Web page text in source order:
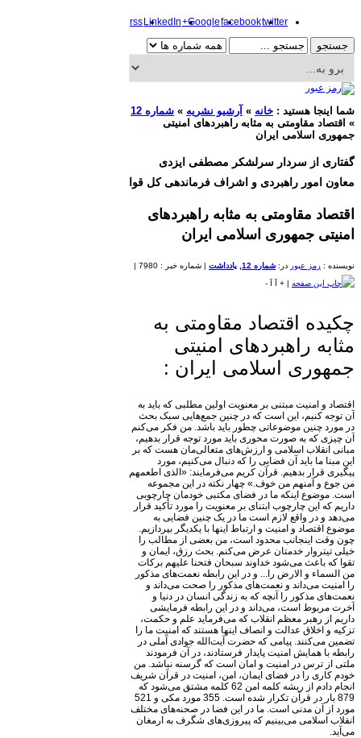
twitter
facebook
Google+
LinkedIn
rss
شما اینجا هستید : خانه » آرشیو نشریه » شماره 12
» اقتصاد مقاومتی به مثابه راهبردهای امنیتی
جمهوری اسلامی ایران
گفتاری از سردار سرلشکر مصطفی ایزدی
معاون امور راهبردی و اشراف فرماندهی کل قوا
اقتصاد مقاومتی به مثابه راهبردهای
امنیتی جمهوری اسلامی ایران
نویسنده : رمز عبور در: شماره 12 یادداشت | شماره خبر : 7980
|
|
+ آ آ -
چکیده اقتصاد مقاومتی به
مثابه راهبردهای امنیتی
جمهوری اسلامی ایران :
اقتصاد و امنیت مبتنی بر معنویت اولین مطلبی که باید به
آن توجه کنیم، این است که در چنین جمع‌هایی سبک بحث
در مورد چنین موضوعاتی چطور باید باشد. من فکر می‌کنم
آن چیزی که به صورت محوری باید مورد توجه قرار بدهیم،
مبانی انقلاب اسلامی و ارزش‌های متعالی‌مان هست که بر
این مبنا ما باید آن فضایی را که دنبال می‌کنیم، مورد
پیگیری قرار بدهیم. قرآن کریم می‌فرمایند: «الذی اطعمهم
من جوع و آمنهم من خوف.» چهار نکته در این مجموعه
است. موضوع اینکه ما در فضای مکتبی خودمان چارچوبی
داریم که این چارچوب ابتنای بر معنویت را مورد تأکید قرار
می‌دهد و در واقع لازم است ما در یک چنین فضایی به
موضوع اقتصاد و امنیت و ارتباط اینها با یکدیگر بپردازیم.
چون وقت اینجانب محدود است، من بعضی از مطالب را
خیلی تیتر‌وار خدمتان عرض می‌کنم. بحث رزق، ایمان و
تقوا که باعث می‌شود خداوند سبحان فتحنا علیهم برکات
من‌ السماء و الارض را... و در این رابطه نعمت‌های مذکور
را امنیت می‌‌داند و نعمت‌های مذکور را صحت می‌داند و
نعمت‌های مذکور را آنچه که به زندگی انسان در دنیا و
آخرت مربوط است، می‌داند و در این رابطه فرمایشی
داریم از رهبر معظم انقلاب که می‌فرماید علم و حکمت،
تزکیه و اخلاق عدالت و انصاف اینها هستند که امنیت ما را
تضمین می‌کنند. پیامی که حضرت آیت‌الله جوادی آملی در
رابطه با همایش امنیت پایدار فرستادند، در آن فرمودند
ملتی از ترس در امنیت و امان است که گرسنه نباشد. من
خودم کاری را در فضای ایمان، امن، امنیت در قرآن شریف
انجام دادم از ریشه‌ کلمه‌ امن 62 کلمه مشتق می‌شود که
879 بار در قرآن تکرار شده است. 355 مورد مکی و 521
مورد از آن مدنی است. ما در این فضا در صحنه‌های مختلف
انقلاب اسلامی می‌بینیم که پیروزی‌های شگرف به ارمغان
می‌آید.